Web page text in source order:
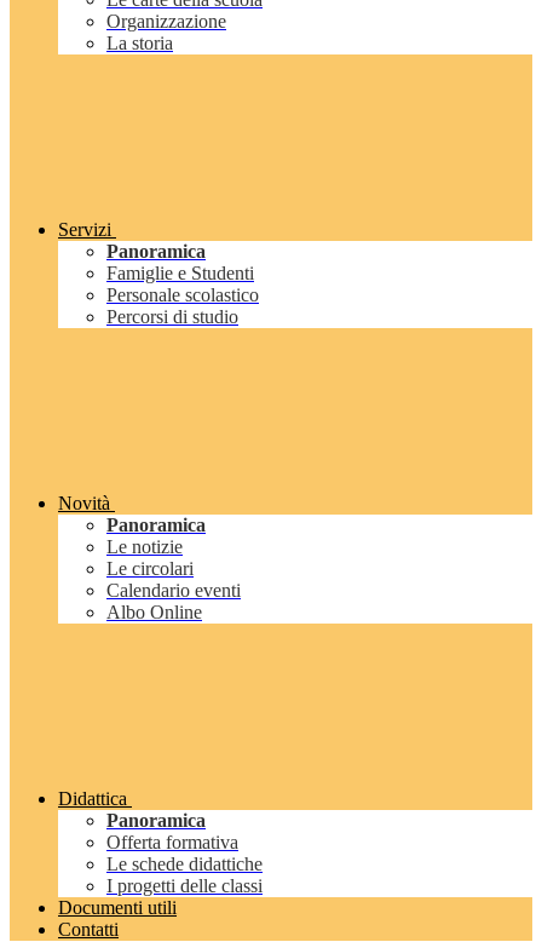
Organizzazione
La storia
Servizi
Panoramica
Famiglie e Studenti
Personale scolastico
Percorsi di studio
Novità
Panoramica
Le notizie
Le circolari
Calendario eventi
Albo Online
Didattica
Panoramica
Offerta formativa
Le schede didattiche
I progetti delle classi
Documenti utili
Contatti